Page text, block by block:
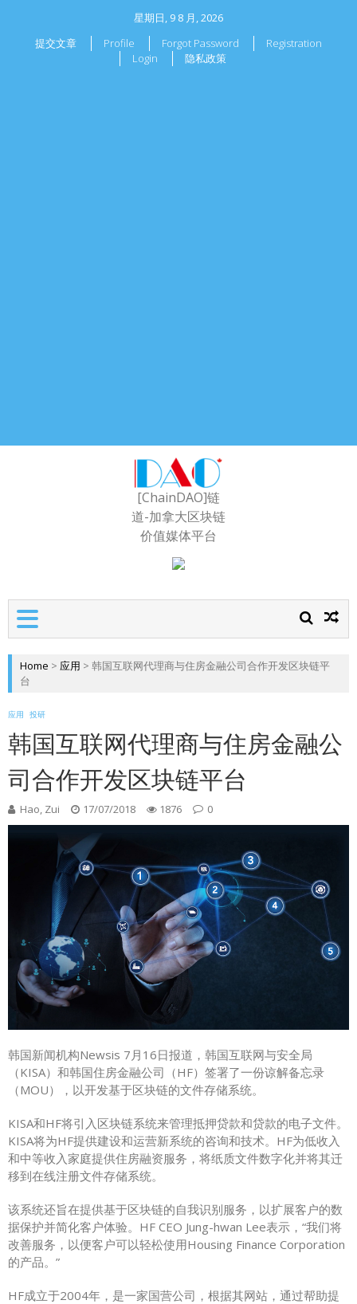
星期日, 9 8 月, 2026
提交文章
Profile Forgot Password
Registration
Login
隐私政策
[ChainDAO]链
道-加拿大区块链
价值媒体平台
Home > 应用 > 韩国互联网代理商与住房金融公司合作开发区块链平
台
应用 投研
韩国互联网代理商与住房金融公
司合作开发区块链平台
Hao, Zui 17/07/2018 1876 0
韩国新闻机构Newsis 7月16日报道，韩国互联网与安全局
（KISA）和韩国住房金融公司（HF）签署了一份谅解备忘录
（MOU），以开发基于区块链的文件存储系统。
KISA和HF将引入区块链系统来管理抵押贷款和贷款的电子文件。
KISA将为HF提供建设和运营新系统的咨询和技术。HF为低收入
和中等收入家庭提供住房融资服务，将纸质文件数字化并将其迁
移到在线注册文件存储系统。
该系统还旨在提供基于区块链的自我识别服务，以扩展客户的数
据保护并简化客户体验。HF CEO Jung-hwan Lee表示，“我们将
改善服务，以便客户可以轻松使用Housing Finance Corporation
的产品。”
HF成立于2004年，是一家国营公司，根据其网站 ，通过帮助提